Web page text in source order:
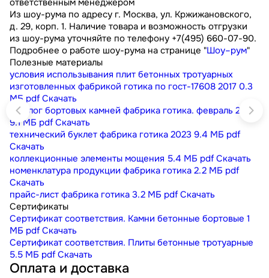
ответственным менеджером
Из шоу-рума по адресу г. Москва, ул. Кржижановского,
д. 29, корп. 1. Наличие товара и возможность отгрузки
из шоу-рума уточняйте по телефону +7(495) 660-07-90.
Подробнее о работе шоу-рума на странице "Шоу–рум"
Полезные материалы
условия использывания плит бетонных тротуарных
изготовленных фабрикой готика по гост-17608 2017 0.3
МБ pdf Скачать
каталог бортовых камней фабрика готика. февраль 2023
9.1 МБ pdf Скачать
технический буклет фабрика готика 2023 9.4 МБ pdf
Скачать
коллекционные элементы мощения 5.4 МБ pdf Скачать
номенклатура продукции фабрика готика 2.2 МБ pdf
Скачать
прайс-лист фабрика готика 3.2 МБ pdf Скачать
Сертификаты
Сертификат соответствия. Камни бетонные бортовые 1
МБ pdf Скачать
Сертификат соответствия. Плиты бетонные тротуарные
5.5 МБ pdf Скачать
Оплата и доставка